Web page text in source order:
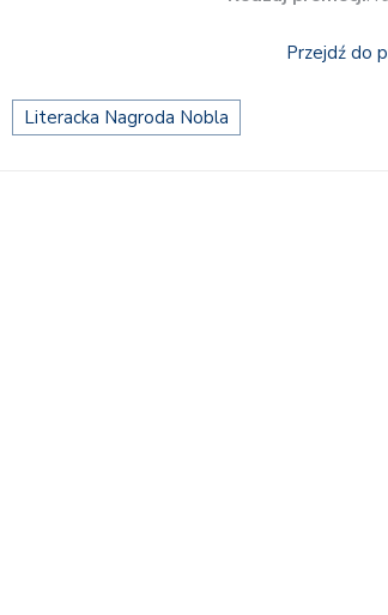
Przejdź do
Literacka Nagroda Nobla